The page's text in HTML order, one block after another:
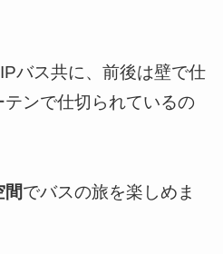
バス共に、前後は壁で仕
ンで仕切られているの
間でバスの旅を楽しめま